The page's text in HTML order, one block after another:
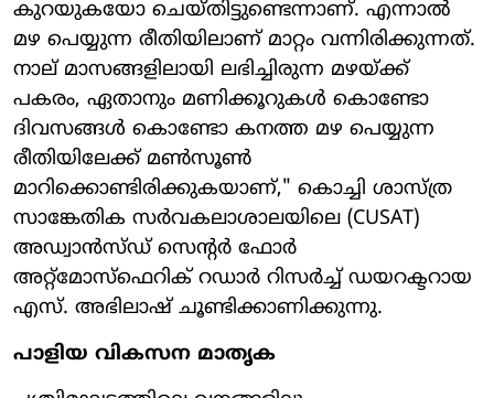
കുറയുകയോ ചെയ്തിട്ടുണ്ടെന്നാണ്. എന്നാൽ
മഴ പെയ്യുന്ന രീതിയിലാണ് മാറ്റം വന്നിരിക്കുന്നത്.
നാല് മാസങ്ങളിലായി ലഭിച്ചിരുന്ന മഴയ്ക്ക്
പകരം, ഏതാനും മണിക്കൂറുകൾ കൊണ്ടോ
ദിവസങ്ങൾ കൊണ്ടോ കനത്ത മഴ പെയ്യുന്ന
രീതിയിലേക്ക് മൺസൂൺ
മാറിക്കൊണ്ടിരിക്കുകയാണ്," കൊച്ചി ശാസ്ത്ര
സാങ്കേതിക സർവകലാശാലയിലെ (CUSAT)
അഡ്വാൻസ്ഡ് സെന്റർ ഫോർ
അറ്റ്മോസ്ഫെറിക് റഡാർ റിസർച്ച് ഡയറക്ടറായ
എസ്. അഭിലാഷ് ചൂണ്ടിക്കാണിക്കുന്നു.
പാളിയ വികസന മാതൃക